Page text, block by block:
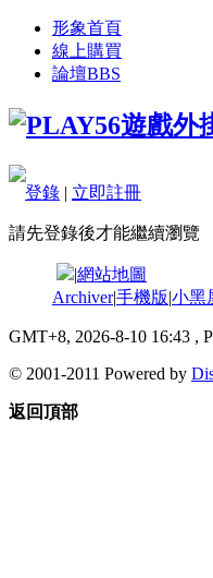
形象首頁
線上購買
論壇BBS
登錄 | 立即註冊
請先登錄後才能繼續瀏覽
|網站地圖
Archiver|手機版|小黑
GMT+8, 2026-8-10 16:43 ,
© 2001-2011 Powered by
返回頂部